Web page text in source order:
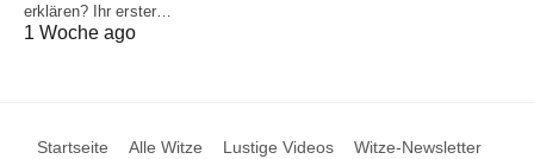
erklären? Ihr erster…
1 Woche ago
Startseite Alle Witze Lustige Videos Witze-Newsletter